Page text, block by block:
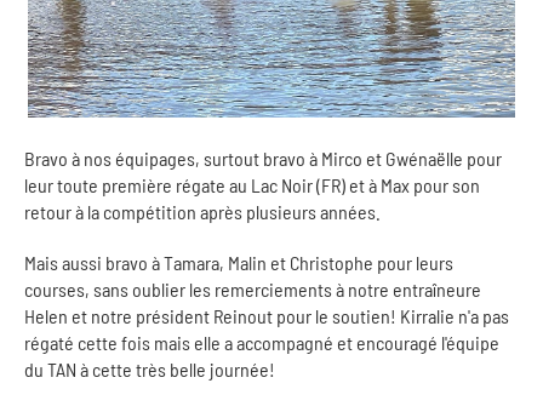
Bravo à nos équipages, surtout bravo à Mirco et Gwénaëlle pour
leur toute première régate au Lac Noir (FR) et à Max pour son
retour à la compétition après plusieurs années.
Mais aussi bravo à Tamara, Malin et Christophe pour leurs
courses, sans oublier les remerciements à notre entraîneure
Helen et notre président Reinout pour le soutien! Kirralie n'a pas
régaté cette fois mais elle a accompagné et encouragé l'équipe
du TAN à cette très belle journée!